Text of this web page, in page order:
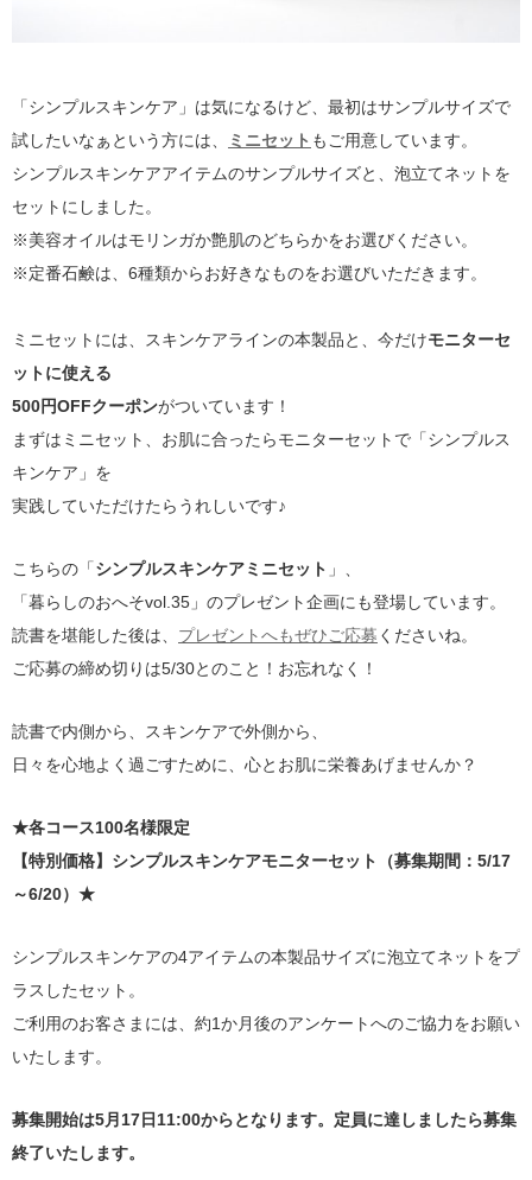
「シンプルスキンケア」は気になるけど、最初はサンプルサイズで
試したいなぁという方には、
ミニセット もご用意しています。
シンプルスキンケアアイテムのサンプルサイズと、泡立てネットを
セットにしました。
※美容オイルはモリンガか艶肌のどちらかをお選びください。
※定番石鹸は、6種類からお好きなものをお選びいただきます。
ミニセットには、スキンケアラインの本製品と、今だけモニターセ
ットに使える
500円OFFクーポンがついています！
まずはミニセット、お肌に合ったらモニターセットで「シンプルス
キンケア」を
実践していただけたらうれしいです♪
こちらの「シンプルスキンケアミニセット 」、
「暮らしのおへそvol.35」のプレゼント企画にも登場しています。
読書を堪能した後は、 プレゼントへもぜひご応募 くださいね。
ご応募の締め切りは5/30とのこと！お忘れなく！
読書で内側から、スキンケアで外側から、
日々を心地よく過ごすために、心とお肌に栄養あげませんか？
★各コース100名様限定
【特別価格】シンプルスキンケアモニターセット（募集期間：5/17
～6/20）★
シンプルスキンケアの4アイテムの本製品サイズに泡立てネットをプ
ラスしたセット。
ご利用のお客さまには、約1か月後のアンケートへのご協力をお願い
いたします。
募集開始は5月17日11:00からとなります。定員に達しましたら募集
終了いたします。